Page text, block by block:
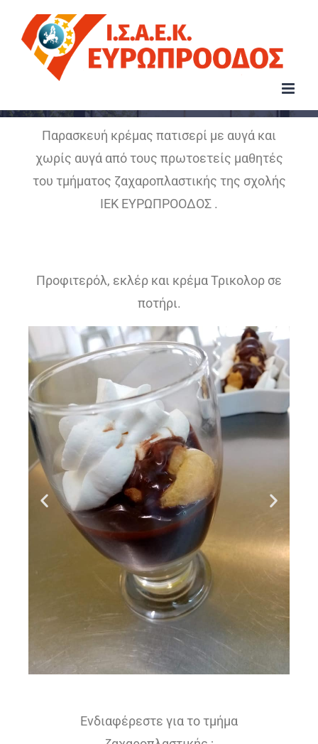
Παρασκευή κρέμας πατισερί με αυγά και
χωρίς αυγά από τους πρωτοετείς μαθητές
του τμήματος ζαχαροπλαστικής της σχολής
ΙΕΚ ΕΥΡΩΠΡΟΟΔΟΣ .
Προφιτερόλ, εκλέρ και κρέμα Τρικολορ σε
ποτήρι.
Ενδιαφέρεστε για το τμήμα